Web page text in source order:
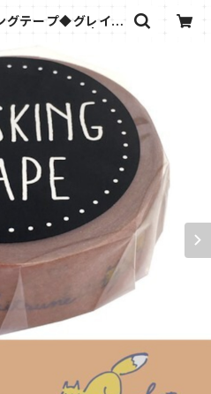
グテープ◆グレイッ